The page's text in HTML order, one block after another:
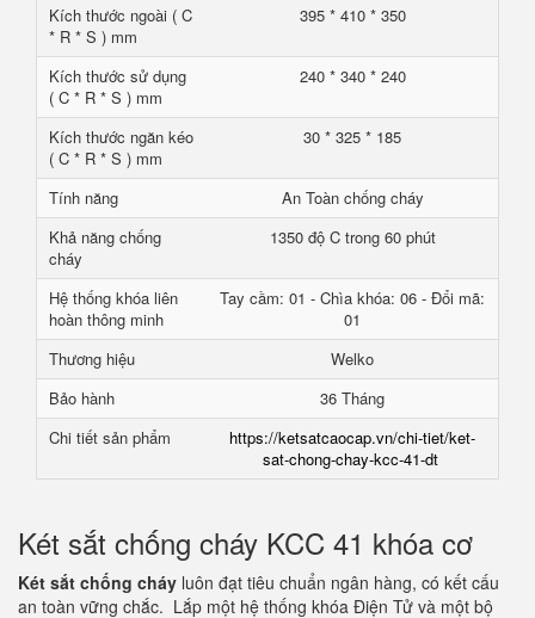
Kích thước ngoài ( C
* R * S ) mm
395 * 410 * 350
Kích thước sử dụng
( C * R * S ) mm
240 * 340 * 240
Kích thước ngăn kéo
( C * R * S ) mm
30 * 325 * 185
Tính năng
An Toàn chống cháy
Khả năng chống
cháy
1350 độ C trong 60 phút
Hệ thống khóa liên
hoàn thông minh
Tay cầm: 01 - Chìa khóa: 06 - Đổi mã:
01
Thương hiệu
Welko
Bảo hành
36 Tháng
Chi tiết sản phẩm
https://ketsatcaocap.vn/chi-tiet/ket-
sat-chong-chay-kcc-41-dt
Két sắt chống cháy KCC 41 khóa cơ
Két sắt chống cháy luôn đạt tiêu chuẩn ngân hàng, có kết cấu
an toàn vững chắc. Lắp một hệ thống khóa Điện Tử và một bộ